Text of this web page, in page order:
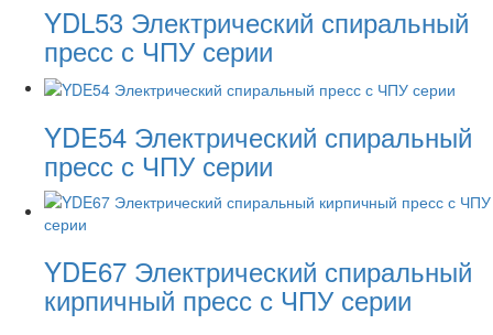
YDL53 Электрический спиральный
пресс с ЧПУ серии
YDE54 Электрический спиральный
пресс с ЧПУ серии
YDE67 Электрический спиральный
кирпичный пресс с ЧПУ серии